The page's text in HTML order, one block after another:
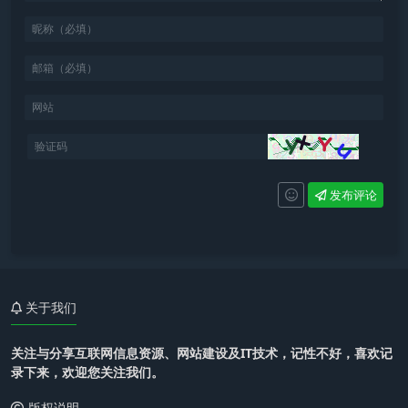
发布评论
关于我们
关注与分享互联网信息资源、网站建设及IT技术，记性不好，喜欢记
录下来，欢迎您关注我们。